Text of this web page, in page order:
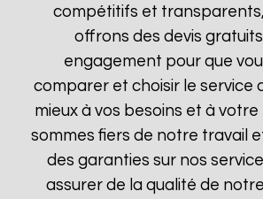
compétitifs et
offrons des devis
engagement pour que
comparer et choisir le service
mieux à vos besoins et à
sommes fiers de notre travail
des garanties sur nos
assurer de la qualité de